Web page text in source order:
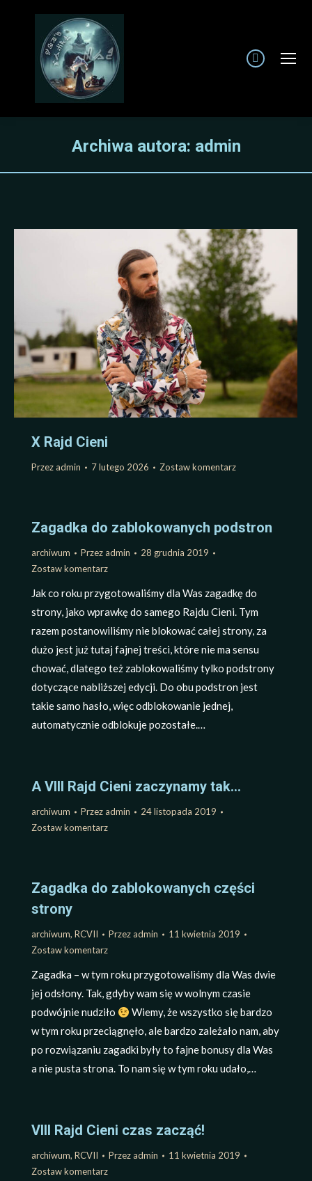
Facebook
Archiwa autora: admin
X Rajd Cieni
Przezadmin 7 lutego 2026 Zostaw komentarz
Zagadka do zablokowanych podstron
archiwum Przezadmin
28 grudnia 2019
Zostaw komentarz
Jak co roku przygotowaliśmy dla Was zagadkę do
strony, jako wprawkę do samego Rajdu Cieni. Tym
razem postanowiliśmy nie blokować całej strony, za
dużo jest już tutaj fajnej treści, które nie ma sensu
chować, dlatego też zablokowaliśmy tylko podstrony
dotyczące nabliższej edycji. Do obu podstron jest
takie samo hasło, więc odblokowanie jednej,
automatycznie odblokuje pozostałe.…
A VIII Rajd Cieni zaczynamy tak…
archiwum Przezadmin
24 listopada 2019
Zostaw komentarz
Zagadka do zablokowanych części
strony
archiwum, RCVII Przezadmin
11 kwietnia 2019
Zostaw komentarz
Zagadka – w tym roku przygotowaliśmy dla Was dwie
jej odsłony. Tak, gdyby wam się w wolnym czasie
podwójnie nudziło
Wiemy, że wszystko się bardzo
w tym roku przeciągnęło, ale bardzo zależało nam, aby
po rozwiązaniu zagadki były to fajne bonusy dla Was
a nie pusta strona. To nam się w tym roku udało,…
VIII Rajd Cieni czas zacząć!
archiwum, RCVII Przezadmin
11 kwietnia 2019
Zostaw komentarz